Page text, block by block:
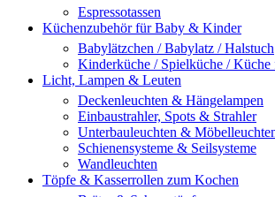
Espressotassen
Küchenzubehör für Baby & Kinder
Babylätzchen / Babylatz / Halstuch
Kinderküche / Spielküche /
Licht, Lampen & Leuten
Deckenleuchten & Hängelampen
Einbaustrahler, Spots & Strahler
Unterbauleuchten &
Schienensysteme & Seilsysteme
Wandleuchten
Töpfe & Kasserrollen zum Kochen